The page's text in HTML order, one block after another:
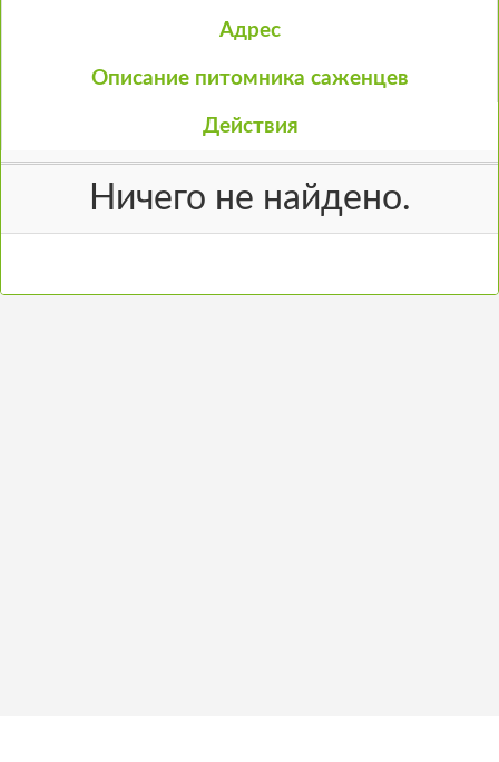
Адрес
Описание питомника саженцев
Действия
Ничего не найдено.